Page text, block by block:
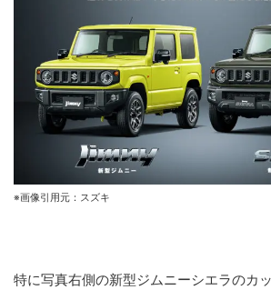
※画像引用元：スズキ
特に写真右側の新型ジムニーシエラのカ